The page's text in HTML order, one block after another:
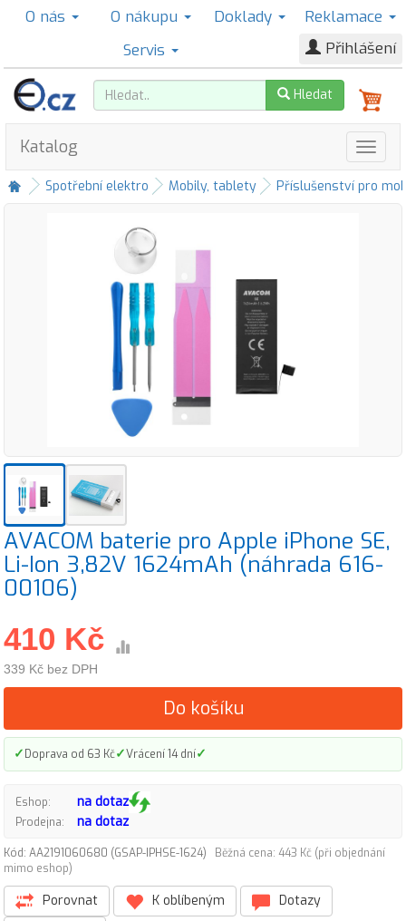
O nás O nákupu Doklady
Reklamace
Servis
Přihlášení
Hledat
Katalog
Spotřební elektro Mobily, tablety Příslušenství pro
AVACOM baterie pro Apple iPhone SE,
Li-Ion 3,82V 1624mAh (náhrada 616-
00106)
410 Kč
339 Kč bez DPH
Do košíku
✓Doprava od 63 Kč✓Vrácení 14 dní✓
Eshop: na dotaz
Prodejna: na dotaz
Kód: AA2191060680 (GSAP-IPHSE-1624)
Běžná cena: 443 Kč (při objednání
mimo eshop)
Porovnat K oblíbeným
Dotazy